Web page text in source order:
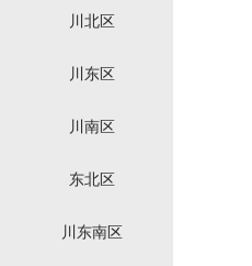
川北区
川东区
川南区
东北区
川东南区